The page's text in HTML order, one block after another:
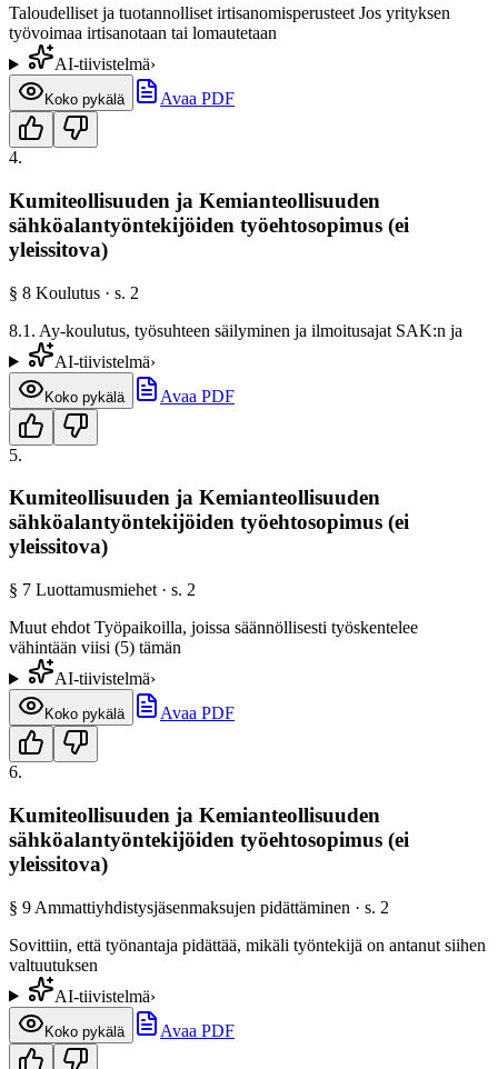
Taloudelliset ja tuotannolliset irtisanomisperusteet Jos yrityksen
työvoimaa irtisanotaan tai lomautetaan
AI-tiivistelmä›
Koko pykälä Avaa PDF
4.
Kumiteollisuuden ja Kemianteollisuuden
sähköalantyöntekijöiden työehtosopimus (ei
yleissitova)
§ 8 Koulutus · s. 2
8.1. Ay-koulutus, työsuhteen säilyminen ja ilmoitusajat SAK:n ja
AI-tiivistelmä›
Koko pykälä Avaa PDF
5.
Kumiteollisuuden ja Kemianteollisuuden
sähköalantyöntekijöiden työehtosopimus (ei
yleissitova)
§ 7 Luottamusmiehet · s. 2
Muut ehdot Työpaikoilla, joissa säännöllisesti työskentelee
vähintään viisi (5) tämän
AI-tiivistelmä›
Koko pykälä Avaa PDF
6.
Kumiteollisuuden ja Kemianteollisuuden
sähköalantyöntekijöiden työehtosopimus (ei
yleissitova)
§ 9 Ammattiyhdistysjäsenmaksujen pidättäminen · s. 2
Sovittiin, että työnantaja pidättää, mikäli työntekijä on antanut siihen
valtuutuksen
AI-tiivistelmä›
Koko pykälä Avaa PDF